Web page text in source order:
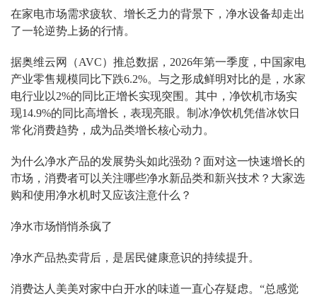
在家电市场需求疲软、增长乏力的背景下，净水设备却走出
了一轮逆势上扬的行情。
据奥维云网（AVC）推总数据， 2026年第一季度，中国家电
产业零售规模同比下跌6.2%。与之形成鲜明对比的是，水家
电行业以2%的同比正增长实现突围。其中，净饮机市场实
现14.9%的同比高增长，表现亮眼。制冰净饮机凭借冰饮日
常化消费趋势，成为品类增长核心动力。
为什么净水产品的发展势头如此强劲？面对这一快速增长的
市场，消费者可以关注哪些净水新品类和新兴技术？大家选
购和使用净水机时又应该注意什么？
净水市场悄悄杀疯了
净水产品热卖背后，是居民健康意识的持续提升。
消费达人美美对家中白开水的味道一直心存疑虑。 “总感觉